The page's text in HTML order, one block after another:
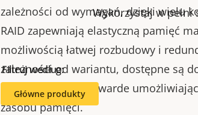
zależności od wymagań, dzięki wielu
RAID zapewniają elastyczną pamięć
możliwością łatwej rozbudowy i
zależności od wariantu, dostępne są
kieszenie na dyski twarde
zasobu pamięci.
Wykorzystaj w
Filtruj według:
Główne produkty